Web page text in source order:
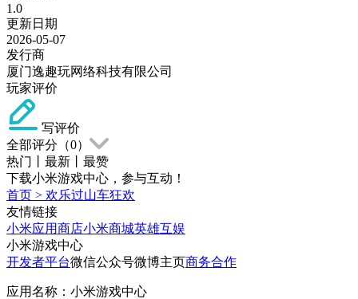
1.0
更新日期
2026-05-07
发行商
厦门逸趣玩网络科技有限公司
玩家评价
写评价
全部评分（0）
热门
最新
最赞
下载小米游戏中心，参与互动！
首页 > 欢乐过山车狂欢
友情链接
小米应用商店小米商城英雄互娱
小米游戏中心
开发者平台微信公众号微博主页商务合作
应用名称：小米游戏中心